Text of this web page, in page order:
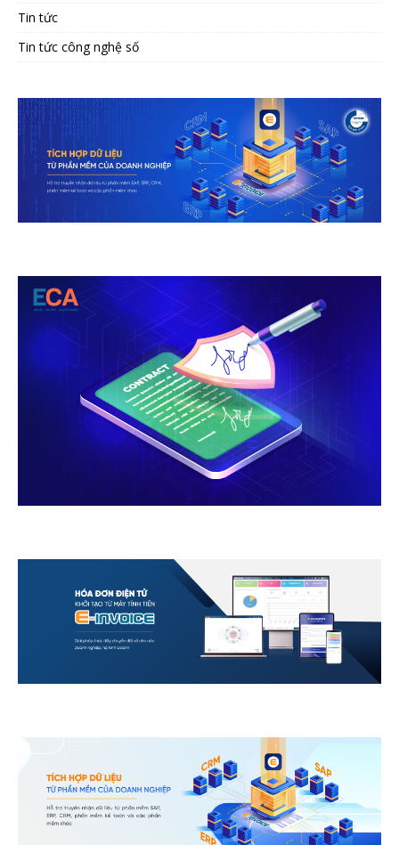
Tin tức
Tin tức công nghệ số